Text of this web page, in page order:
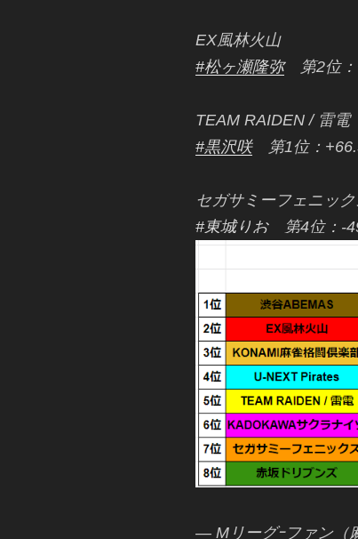
EX風林火山
#松ヶ瀬隆弥第2位：
TEAM RAIDEN / 雷電
#黒沢咲第1位：
セガサミーフェニック
#東城りお第4位：-
— Mリーグｰファン（